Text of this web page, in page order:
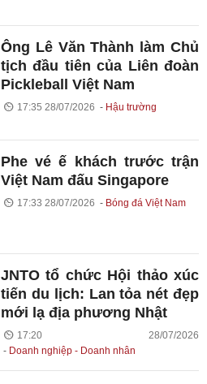
Ông Lê Văn Thành làm Chủ
tịch đầu tiên của Liên đoàn
Pickleball Việt Nam
17:35 28/07/2026 Hậu trường
Phe vé ế khách trước trận
Việt Nam đấu Singapore
17:33 28/07/2026 Bóng đá Việt Nam
JNTO tổ chức Hội thảo xúc
tiến du lịch: Lan tỏa nét đẹp
mới lạ địa phương Nhật
17:20 28/07/2026
Doanh nghiệp - Doanh nhân